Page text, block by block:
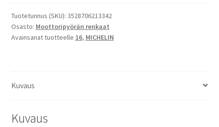
Tuotetunnus (SKU): 3528706213342
Osasto: Moottoripyörän renkaat
Avainsanat tuotteelle 16, MICHELIN
Kuvaus
Kuvaus